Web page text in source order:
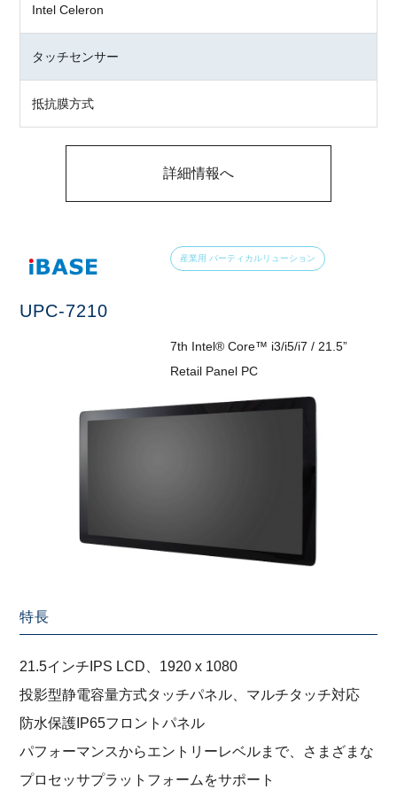
Intel Celeron
タッチセンサー
抵抗膜方式
詳細情報へ
産業用 バーティカルリューション
UPC-7210
7th Intel® Core™ i3/i5/i7 / 21.5”
Retail Panel PC
特長
21.5インチIPS LCD、1920 x 1080
投影型静電容量方式タッチパネル、マルチタッチ対応
防水保護IP65フロントパネル
パフォーマンスからエントリーレベルまで、さまざまな
プロセッサプラットフォームをサポート